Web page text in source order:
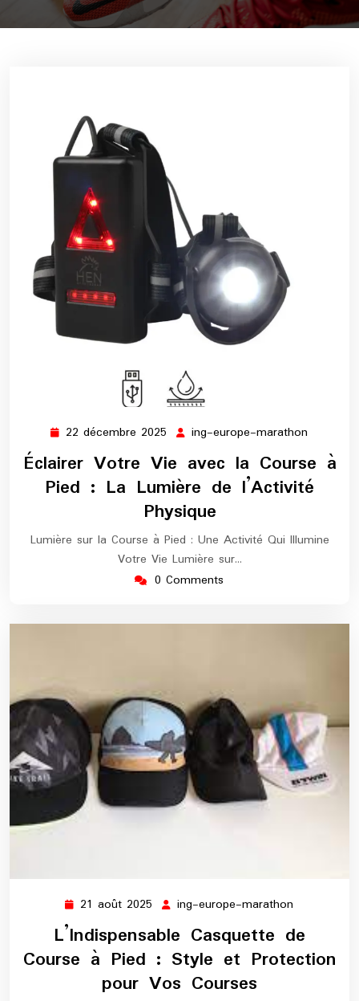
22 décembre 2025 22
2025
ing-europe-marathon
europe-
marathon
Éclairer Votre Vie avec la Course à
Pied : La Lumière de l’Activité
Physique
Lumière sur la Course à Pied : Une Activité Qui Illumine
Votre Vie Lumière sur…
0 Comments
21 août 2025 21
août
2025
ing-europe-marathon
europe-
marathon
L’Indispensable Casquette de
Course à Pied : Style et Protection
pour Vos Courses